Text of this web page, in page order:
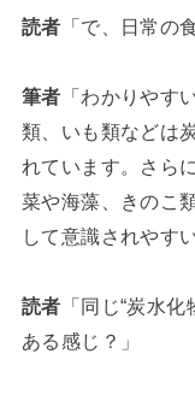
読者 「で、日常の
筆者 「わかりやす
類、いも類などは
れています。さら
菜や海藻、きのこ
して意識されやす
読者 「同じ“炭水
ある感じ？」